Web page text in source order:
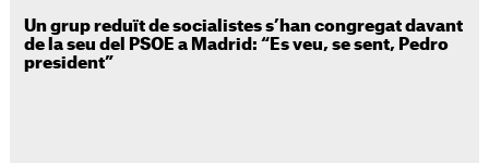
Un grup reduït de socialistes s’han congregat davant
de la seu del PSOE a Madrid: “Es veu, se sent, Pedro
president”